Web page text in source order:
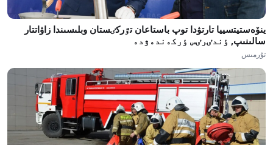
ينۆەستيتسييا تارتۋدا توپ باستاعان تٷركٸستان وبلىسىندا زاۋاتتار
سالىنىپ, ٶندٸرٸس ٶركەندەۋدە
تۇرمىس